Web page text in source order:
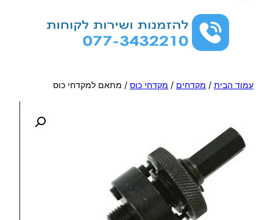
עמוד הבית / מקדחים / מקדחי כוס / מתאם למקדחי כוס